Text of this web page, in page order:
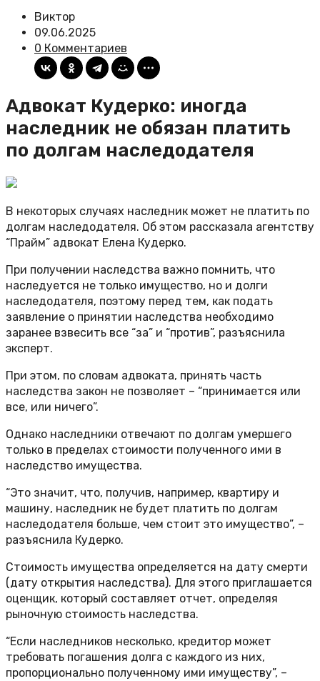
Виктор
09.06.2025
0 Комментариев
Адвокат Кудерко: иногда
наследник не обязан платить
по долгам наследодателя
В некоторых случаях наследник может не платить по
долгам наследодателя. Об этом рассказала агентству
“Прайм” адвокат Елена Кудерко.
При получении наследства важно помнить, что
наследуется не только имущество, но и долги
наследодателя, поэтому перед тем, как подать
заявление о принятии наследства необходимо
заранее взвесить все “за” и “против”, разъяснила
эксперт.
При этом, по словам адвоката, принять часть
наследства закон не позволяет – “принимается или
все, или ничего”.
Однако наследники отвечают по долгам умершего
только в пределах стоимости полученного ими в
наследство имущества.
“Это значит, что, получив, например, квартиру и
машину, наследник не будет платить по долгам
наследодателя больше, чем стоит это имущество”, –
разъяснила Кудерко.
Стоимость имущества определяется на дату смерти
(дату открытия наследства). Для этого приглашается
оценщик, который составляет отчет, определяя
рыночную стоимость наследства.
“Если наследников несколько, кредитор может
требовать погашения долга с каждого из них,
пропорционально полученному ими имуществу”, –